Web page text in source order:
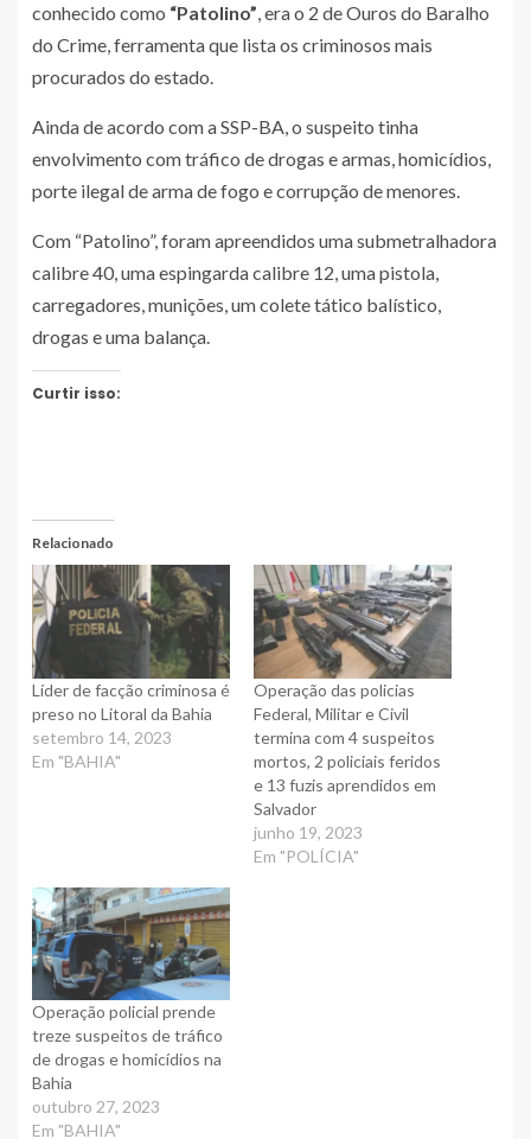
conhecido como “Patolino”, era o 2 de Ouros do Baralho
do Crime, ferramenta que lista os criminosos mais
procurados do estado.
Ainda de acordo com a SSP-BA, o suspeito tinha
envolvimento com tráfico de drogas e armas, homicídios,
porte ilegal de arma de fogo e corrupção de menores.
Com “Patolino”, foram apreendidos uma submetralhadora
calibre 40, uma espingarda calibre 12, uma pistola,
carregadores, munições, um colete tático balístico,
drogas e uma balança.
Curtir isso:
Relacionado
Líder de facção criminosa é
preso no Litoral da Bahia
setembro 14, 2023
Em "BAHIA"
Operação das policias
Federal, Militar e Civil
termina com 4 suspeitos
mortos, 2 policiais feridos
e 13 fuzis aprendidos em
Salvador
junho 19, 2023
Em "POLÍCIA"
Operação policial prende
treze suspeitos de tráfico
de drogas e homicídios na
Bahia
outubro 27, 2023
Em "BAHIA"